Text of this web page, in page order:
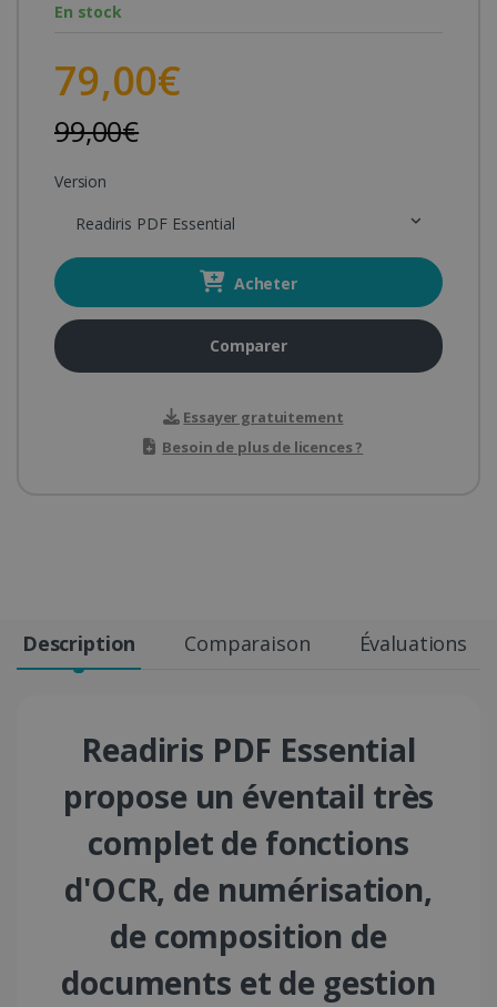
En stock
79,00€
99,00€
Version
Readiris PDF Essential
Acheter
Comparer
Essayer gratuitement
Besoin de plus de licences ?
Description Comparaison Évaluations
Readiris PDF Essential
propose un éventail très
complet de fonctions
d'OCR, de numérisation,
de composition de
documents et de gestion